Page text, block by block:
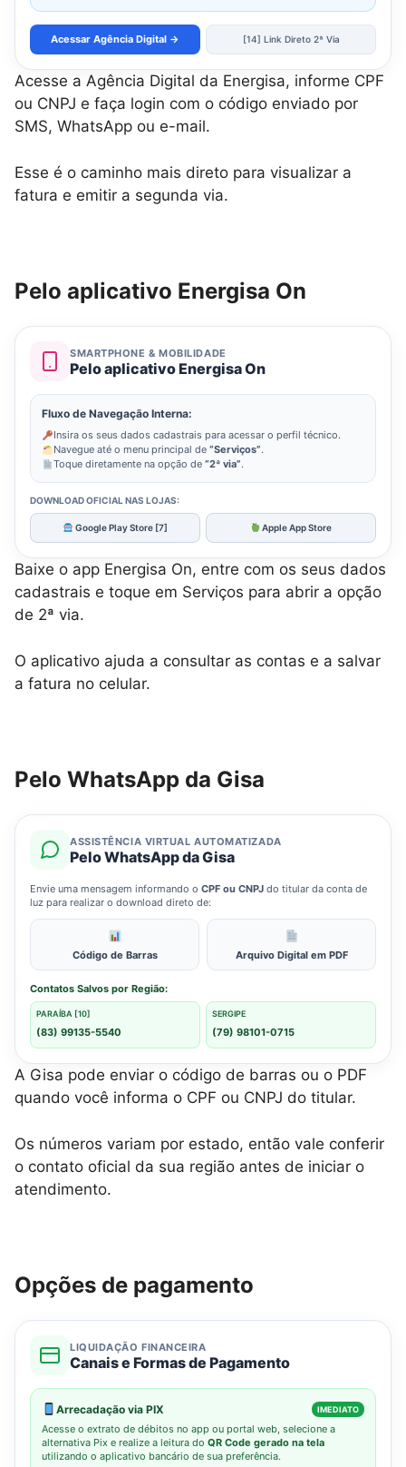
Acessar Agência Digital → [14] Link Direto 2ª Via
Acesse a Agência Digital da Energisa, informe CPF
ou CNPJ e faça login com o código enviado por
SMS, WhatsApp ou e-mail.
Esse é o caminho mais direto para visualizar a
fatura e emitir a segunda via.
Pelo aplicativo Energisa On
SMARTPHONE & MOBILIDADE
Pelo aplicativo Energisa On
Fluxo de Navegação Interna:
Insira os seus dados cadastrais para acessar o perfil técnico.
Navegue até o menu principal de “Serviços”.
Toque diretamente na opção de “2ª via”.
DOWNLOAD OFICIAL NAS LOJAS:
Google Play Store [7] Apple App Store
Baixe o app Energisa On, entre com os seus dados
cadastrais e toque em Serviços para abrir a opção
de 2ª via.
O aplicativo ajuda a consultar as contas e a salvar
a fatura no celular.
Pelo WhatsApp da Gisa
ASSISTÊNCIA VIRTUAL AUTOMATIZADA
Pelo WhatsApp da Gisa
Envie uma mensagem informando o CPF ou CNPJ do titular da conta de
luz para realizar o download direto de:
Código de Barras Arquivo Digital em PDF
Contatos Salvos por Região:
PARAÍBA [10]
(83) 99135-5540
SERGIPE
(79) 98101-0715
A Gisa pode enviar o código de barras ou o PDF
quando você informa o CPF ou CNPJ do titular.
Os números variam por estado, então vale conferir
o contato oficial da sua região antes de iniciar o
atendimento.
Opções de pagamento
LIQUIDAÇÃO FINANCEIRA
Canais e Formas de Pagamento
Arrecadação via PIX IMEDIATO
Acesse o extrato de débitos no app ou portal web, selecione a
alternativa Pix e realize a leitura do QR Code gerado na tela
utilizando o aplicativo bancário de sua preferência.